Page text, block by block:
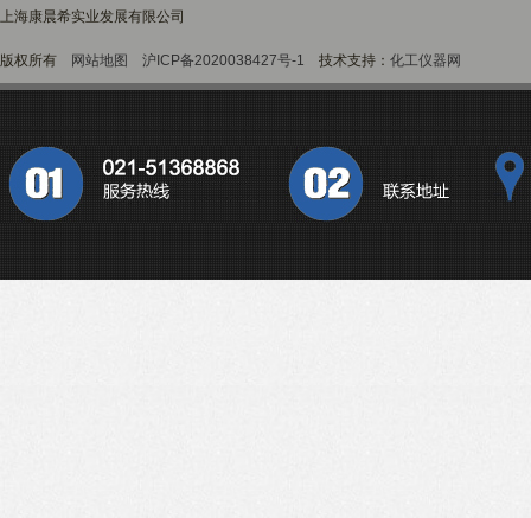
上海康晨希实业发展有限公司
版权所有 网站地图 沪ICP备2020038427号-1 技术支持： 化工仪器网